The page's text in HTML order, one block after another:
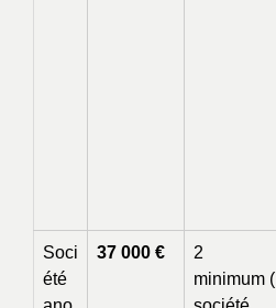
Soci
été
37 000 €
2
minimum (